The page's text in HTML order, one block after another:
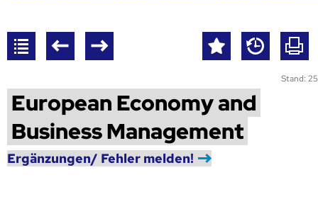
Stand:
European Economy and
Business Management
Ergänzungen/ Fehler melden!